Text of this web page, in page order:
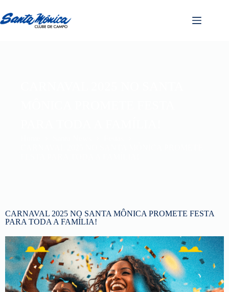
CARNAVAL 2025 NO SANTA MÔNICA PROMETE FESTA
PARA TODA A FAMÍLIA!